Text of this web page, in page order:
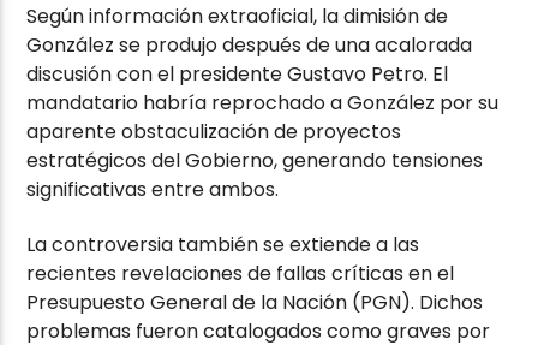
Según información extraoficial, la dimisión de
González se produjo después de una acalorada
discusión con el presidente Gustavo Petro. El
mandatario habría reprochado a González por su
aparente obstaculización de proyectos
estratégicos del Gobierno, generando tensiones
significativas entre ambos.
La controversia también se extiende a las
recientes revelaciones de fallas críticas en el
Presupuesto General de la Nación (PGN). Dichos
problemas fueron catalogados como graves por